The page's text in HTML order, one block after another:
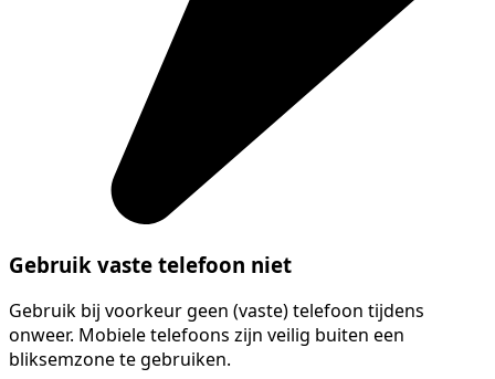
Gebruik vaste telefoon niet
Gebruik bij voorkeur geen (vaste) telefoon tijdens
onweer. Mobiele telefoons zijn veilig buiten een
bliksemzone te gebruiken.